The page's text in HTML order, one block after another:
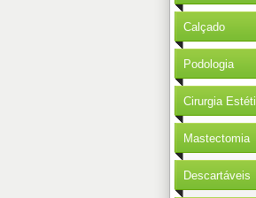
Calçado
Podologia
Cirurgia
Mastectomia
Descartáveis